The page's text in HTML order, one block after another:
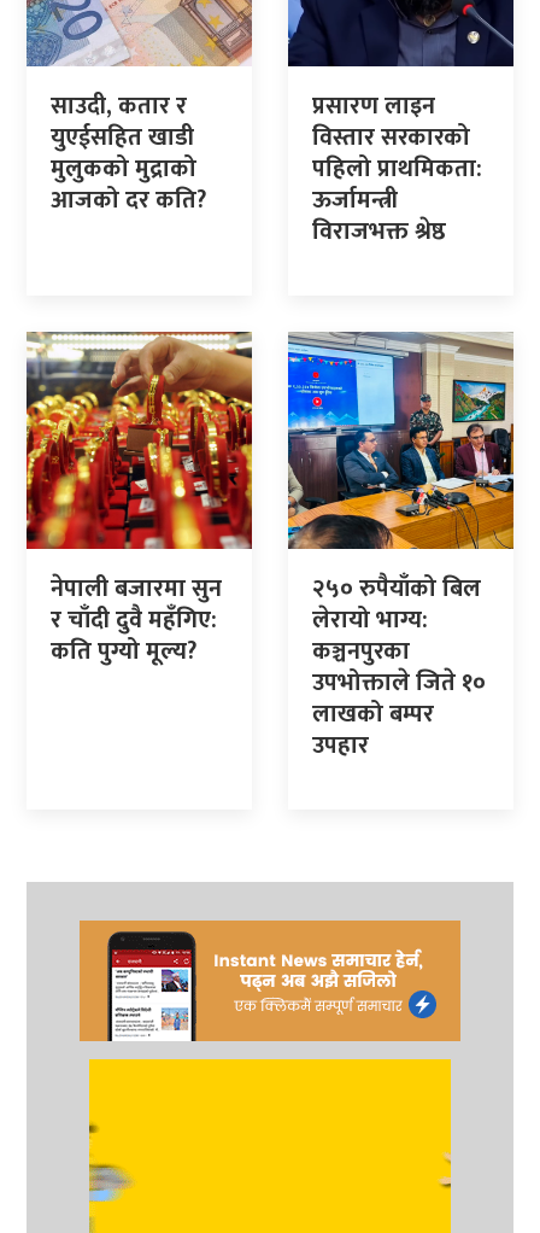
साउदी, कतार र
युएईसहित खाडी
मुलुकको मुद्राको
आजको दर कति?
प्रसारण लाइन
विस्तार सरकारको
पहिलो प्राथमिकता:
ऊर्जामन्त्री
विराजभक्त श्रेष्ठ
नेपाली बजारमा सुन
र चाँदी दुवै महँगिए:
कति पुग्यो मूल्य?
२५० रुपैयाँको बिल
लेरायो भाग्य:
कञ्चनपुरका
उपभोक्ताले जिते १०
लाखको बम्पर
उपहार